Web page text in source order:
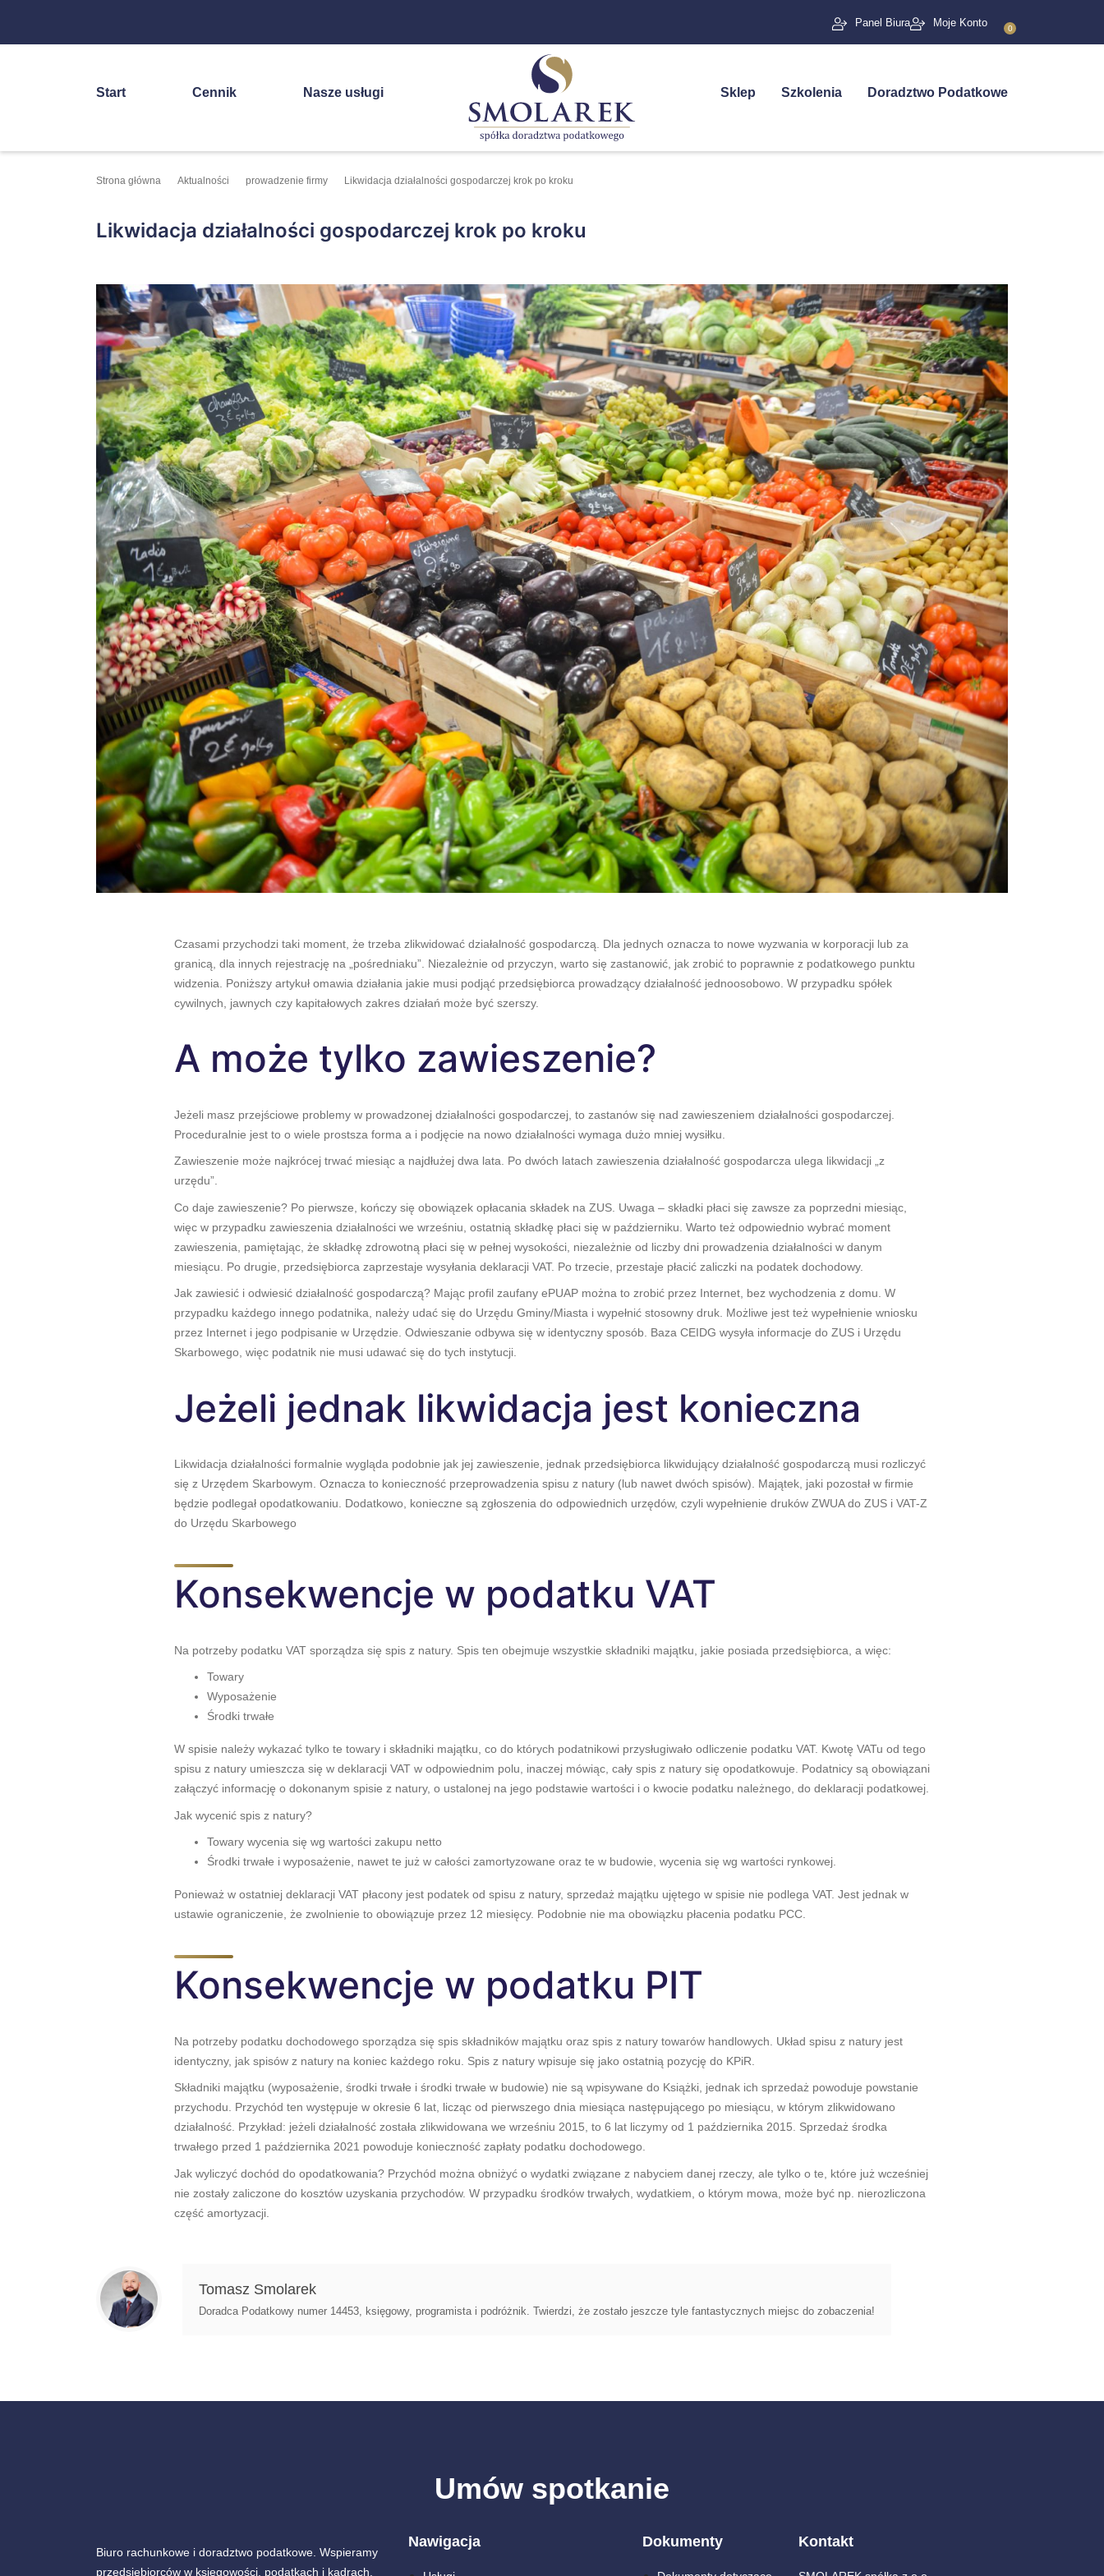
Panel Biura Moje Konto 0
Start Cennik Nasze usługi Sklep Szkolenia Doradztwo Podatkowe
Strona główna Aktualności prowadzenie firmy Likwidacja działalności gospodarczej krok po kroku
Likwidacja działalności gospodarczej krok po kroku
Czasami przychodzi taki moment, że trzeba zlikwidować działalność gospodarczą. Dla jednych oznacza to nowe wyzwania w korporacji lub za
granicą, dla innych rejestrację na „pośredniaku”. Niezależnie od przyczyn, warto się zastanowić, jak zrobić to poprawnie z podatkowego punktu
widzenia. Poniższy artykuł omawia działania jakie musi podjąć przedsiębiorca prowadzący działalność jednoosobowo. W przypadku spółek
cywilnych, jawnych czy kapitałowych zakres działań może być szerszy.
A może tylko zawieszenie?
Jeżeli masz przejściowe problemy w prowadzonej działalności gospodarczej, to zastanów się nad zawieszeniem działalności gospodarczej.
Proceduralnie jest to o wiele prostsza forma a i podjęcie na nowo działalności wymaga dużo mniej wysiłku.
Zawieszenie może najkrócej trwać miesiąc a najdłużej dwa lata. Po dwóch latach zawieszenia działalność gospodarcza ulega likwidacji „z
urzędu”.
Co daje zawieszenie? Po pierwsze, kończy się obowiązek opłacania składek na ZUS. Uwaga – składki płaci się zawsze za poprzedni miesiąc,
więc w przypadku zawieszenia działalności we wrześniu, ostatnią składkę płaci się w październiku. Warto też odpowiednio wybrać moment
zawieszenia, pamiętając, że składkę zdrowotną płaci się w pełnej wysokości, niezależnie od liczby dni prowadzenia działalności w danym
miesiącu. Po drugie, przedsiębiorca zaprzestaje wysyłania deklaracji VAT. Po trzecie, przestaje płacić zaliczki na podatek dochodowy.
Jak zawiesić i odwiesić działalność gospodarczą? Mając profil zaufany ePUAP można to zrobić przez Internet, bez wychodzenia z domu. W
przypadku każdego innego podatnika, należy udać się do Urzędu Gminy/Miasta i wypełnić stosowny druk. Możliwe jest też wypełnienie wniosku
przez Internet i jego podpisanie w Urzędzie. Odwieszanie odbywa się w identyczny sposób. Baza CEIDG wysyła informacje do ZUS i Urzędu
Skarbowego, więc podatnik nie musi udawać się do tych instytucji.
Jeżeli jednak likwidacja jest konieczna
Likwidacja działalności formalnie wygląda podobnie jak jej zawieszenie, jednak przedsiębiorca likwidujący działalność gospodarczą musi rozliczyć
się z Urzędem Skarbowym. Oznacza to konieczność przeprowadzenia spisu z natury (lub nawet dwóch spisów). Majątek, jaki pozostał w firmie
będzie podlegał opodatkowaniu. Dodatkowo, konieczne są zgłoszenia do odpowiednich urzędów, czyli wypełnienie druków ZWUA do ZUS i VAT-Z
do Urzędu Skarbowego
Konsekwencje w podatku VAT
Na potrzeby podatku VAT sporządza się spis z natury. Spis ten obejmuje wszystkie składniki majątku, jakie posiada przedsiębiorca, a więc:
Towary
Wyposażenie
Środki trwałe
W spisie należy wykazać tylko te towary i składniki majątku, co do których podatnikowi przysługiwało odliczenie podatku VAT. Kwotę VATu od tego
spisu z natury umieszcza się w deklaracji VAT w odpowiednim polu, inaczej mówiąc, cały spis z natury się opodatkowuje. Podatnicy są obowiązani
załączyć informację o dokonanym spisie z natury, o ustalonej na jego podstawie wartości i o kwocie podatku należnego, do deklaracji podatkowej.
Jak wycenić spis z natury?
Towary wycenia się wg wartości zakupu netto
Środki trwałe i wyposażenie, nawet te już w całości zamortyzowane oraz te w budowie, wycenia się wg wartości rynkowej.
Ponieważ w ostatniej deklaracji VAT płacony jest podatek od spisu z natury, sprzedaż majątku ujętego w spisie nie podlega VAT. Jest jednak w
ustawie ograniczenie, że zwolnienie to obowiązuje przez 12 miesięcy. Podobnie nie ma obowiązku płacenia podatku PCC.
Konsekwencje w podatku PIT
Na potrzeby podatku dochodowego sporządza się spis składników majątku oraz spis z natury towarów handlowych. Układ spisu z natury jest
identyczny, jak spisów z natury na koniec każdego roku. Spis z natury wpisuje się jako ostatnią pozycję do KPiR.
Składniki majątku (wyposażenie, środki trwałe i środki trwałe w budowie) nie są wpisywane do Książki, jednak ich sprzedaż powoduje powstanie
przychodu. Przychód ten występuje w okresie 6 lat, licząc od pierwszego dnia miesiąca następującego po miesiącu, w którym zlikwidowano
działalność. Przykład: jeżeli działalność została zlikwidowana we wrześniu 2015, to 6 lat liczymy od 1 października 2015. Sprzedaż środka
trwałego przed 1 października 2021 powoduje konieczność zapłaty podatku dochodowego.
Jak wyliczyć dochód do opodatkowania? Przychód można obniżyć o wydatki związane z nabyciem danej rzeczy, ale tylko o te, które już wcześniej
nie zostały zaliczone do kosztów uzyskania przychodów. W przypadku środków trwałych, wydatkiem, o którym mowa, może być np. nierozliczona
część amortyzacji.
Tomasz Smolarek
Doradca Podatkowy numer 14453, księgowy, programista i podróżnik. Twierdzi, że zostało jeszcze tyle fantastycznych miejsc do zobaczenia!
Umów spotkanie
Biuro rachunkowe i doradztwo podatkowe. Wspieramy
przedsiębiorców w księgowości, podatkach i kadrach.
Nawigacja Dokumenty Kontakt